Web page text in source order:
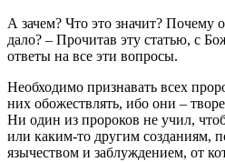
А зачем? Что это значит? Почему
дало? – Прочитав эту статью, с
ответы на все эти вопросы.
Необходимо признавать всех
них обожествлять, ибо они –
Ни один из пророков не учил,
или каким-то другим созданиям,
язычеством и заблуждением, от